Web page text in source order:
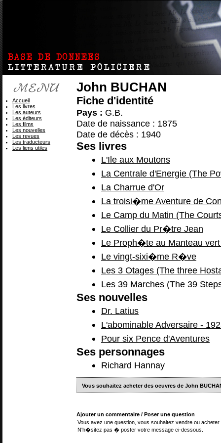
John BUCHAN
Fiche d'identité
Pays : G.B.
Date de naissance : 1875
Date de décès : 1940
Ses livres
L'Ile aux Moutons
La Centrale d'Energie (The
La Charrue d'Or
La troisi�me Aventure de
Le Camp du Matin (The
Le Collier du Pr�tre Jean
Le Proph�te au Manteau
Le vingt-sixi�me R�ve
Les 3 Otages (The three
Les 39 Marches (The 39
Ses nouvelles
Dr. Latius
L'abominable Adversaire -
Pour six Pence d'Aventures
Ses personnages
Richard Hannay
Vous souhaitez acheter des oeuvres de John
Ajouter un commentaire / Poser une question
Vous avez une question, vous souhaitez vendre ou
N'h�sitez pas � poster votre message ci-dessous.
Accueil
Les livres
Les auteurs
Les éditeurs
Les films
Les nouvelles
Les revues
Les traducteurs
Les liens utiles